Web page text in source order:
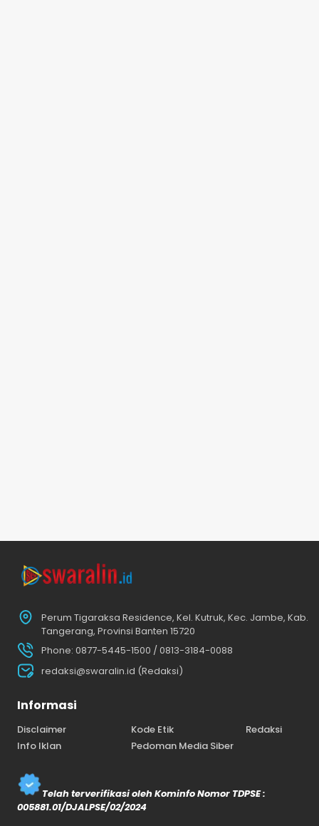
Perum Tigaraksa Residence, Kel. Kutruk, Kec. Jambe, Kab.
Tangerang, Provinsi Banten 15720
Phone: 0877-5445-1500 / 0813-3184-0088
redaksi@swaralin.id (Redaksi)
Informasi
Disclaimer Kode Etik
Redaksi
Info Iklan
Pedoman Media Siber
Telah terverifikasi oleh Kominfo Nomor TDPSE :
005881.01/DJALPSE/02/2024